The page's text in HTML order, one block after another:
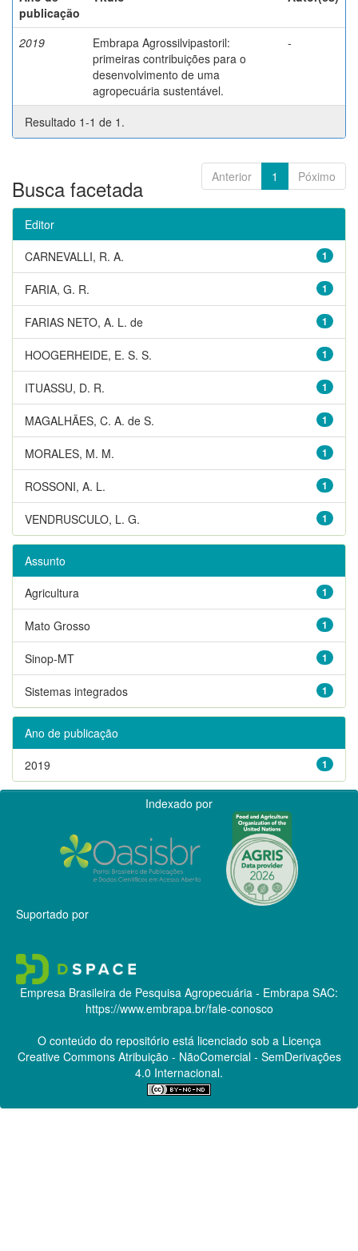
publicação
2019
Embrapa Agrossilvipastoril:
primeiras contribuições para o
desenvolvimento de uma
agropecuária sustentável.
-
Resultado 1-1 de 1.
Anterior 1 Póximo
Busca facetada
Editor
1
CARNEVALLI, R. A.
1
FARIA, G. R.
1
FARIAS NETO, A. L. de
1
HOOGERHEIDE, E. S. S.
1
ITUASSU, D. R.
1
MAGALHÃES, C. A. de S.
1
MORALES, M. M.
1
ROSSONI, A. L.
1
VENDRUSCULO, L. G.
Assunto
1
Agricultura
1
Mato Grosso
1
Sinop-MT
1
Sistemas integrados
Ano de publicação
1
2019
Indexado por
Suportado por
Empresa Brasileira de Pesquisa Agropecuária - Embrapa SAC:
https://www.embrapa.br/fale-conosco
O conteúdo do repositório está licenciado sob a Licença
Creative CommonsAtribuição - NãoComercial - SemDerivações
4.0 Internacional.